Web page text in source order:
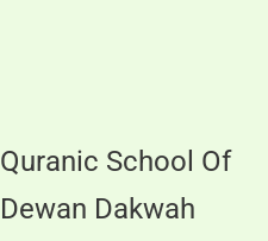
Quranic School Of
Dewan Dakwah